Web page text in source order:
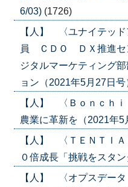
6/03) (1726)
【人】 〈ユナイテッ
員 ＣＤＯ ＤＸ推進
ジタルマーケティング
ョン（2021年5月27日
【人】 〈Ｂｏｎｃｈ
農業に革新を（2021年
【人】 〈ＴＥＮＴＩ
０倍成長「挑戦をスタ
【人】 〈オプスデー